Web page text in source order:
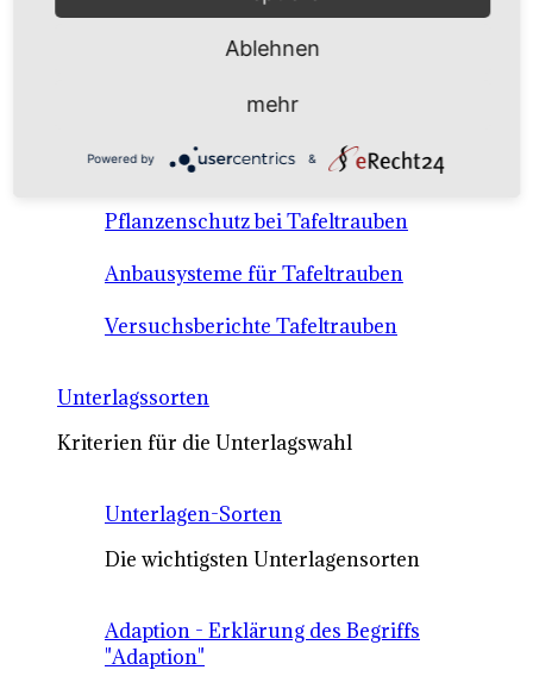
Anbausysteme & Recht
Tafeltrauben A-Z Sortenbeschreibungen
Tafeltraubenanbau - rechtliche
Voraussetzungen
Pflanzenschutz bei Tafeltrauben
Anbausysteme für Tafeltrauben
Versuchsberichte Tafeltrauben
Unterlagssorten
Kriterien für die Unterlagswahl
Unterlagen-Sorten
Die wichtigsten Unterlagensorten
Adaption - Erklärung des Begriffs
"Adaption"
Ablehnen
mehr
Powered by &